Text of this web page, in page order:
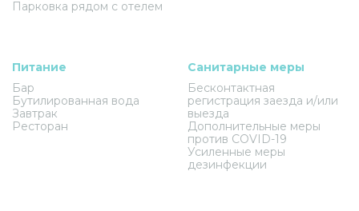
Парковка рядом с отелем
Питание
Бар
Бутилированная вода
Завтрак
Ресторан
Санитарные меры
Бесконтактная
регистрация заезда и/или
выезда
Дополнительные меры
против COVID-19
Усиленные меры
дезинфекции